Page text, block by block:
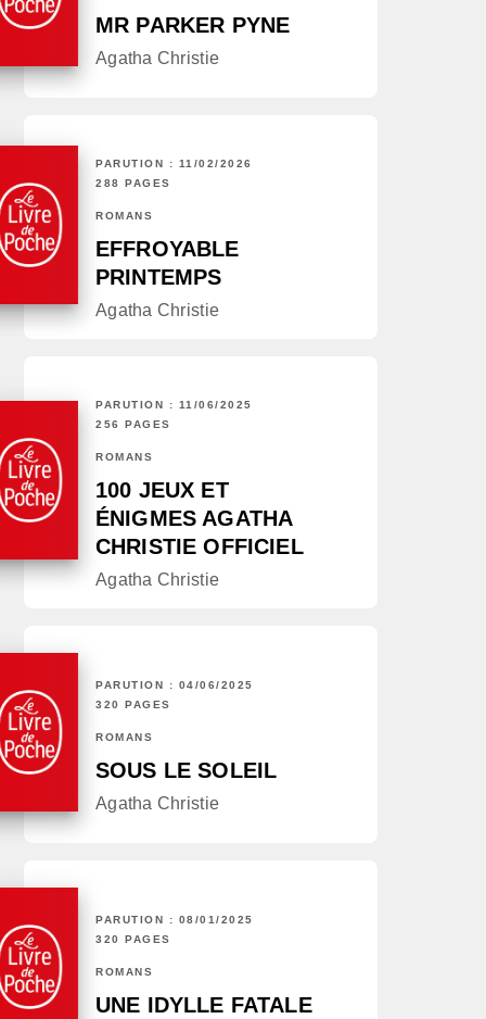
MR PARKER PYNE
Agatha Christie
PARUTION : 11/02/2026
288 PAGES
ROMANS
EFFROYABLE
PRINTEMPS
Agatha Christie
PARUTION : 11/06/2025
256 PAGES
ROMANS
100 JEUX ET
ÉNIGMES AGATHA
CHRISTIE OFFICIEL
Agatha Christie
PARUTION : 04/06/2025
320 PAGES
ROMANS
SOUS LE SOLEIL
Agatha Christie
PARUTION : 08/01/2025
320 PAGES
ROMANS
UNE IDYLLE FATALE